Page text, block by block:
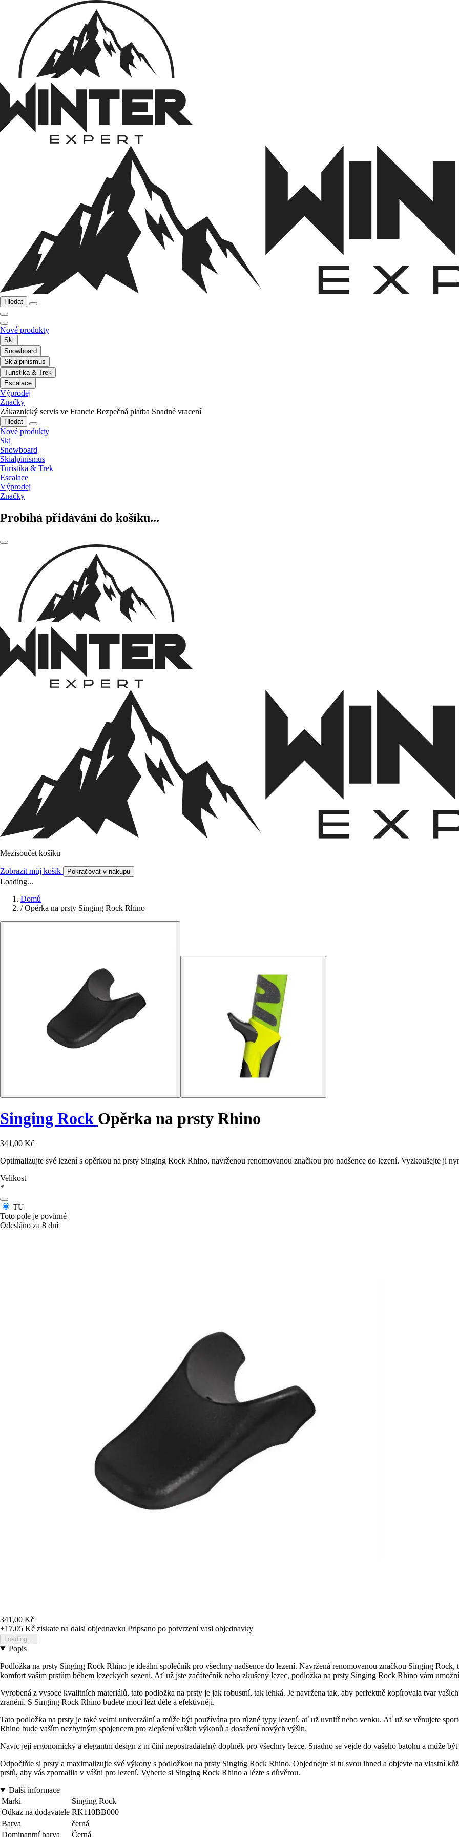
Hledat
Nové produkty
Ski
Snowboard
Skialpinismus
Turistika & Trek
Escalace
Výprodej
Značky
Zákaznický servis ve Francie Bezpečná platba Snadné vracení
Hledat
Nové produkty
Ski
Snowboard
Skialpinismus
Turistika & Trek
Escalace
Výprodej
Značky
Probíhá přidávání do košíku...
Mezisoučet košíku
Zobrazit můj košík Pokračovat v nákupu
Loading...
Domů
/ Opěrka na prsty Singing Rock Rhino
Singing Rock Opěrka na prsty Rhino
341,00 Kč
Optimalizujte své lezení s opěrkou na prsty Singing Rock Rhino, navrženou renomovanou značkou pro nadšence do lezení. Vyzkoušejte ji
Velikost
*
TU
Toto pole je povinné
Odesláno za 8 dní
341,00 Kč
+17,05 Kč ziskate na dalsi objednavku Pripsano po potvrzeni vasi objednavky
Loading...
Popis
Podložka na prsty Singing Rock Rhino je ideální společník pro všechny nadšence do lezení. Navržená renomovanou značkou Singing
komfort vašim prstům během lezeckých sezení. Ať už jste začátečník nebo zkušený lezec, podložka na prsty Singing Rock Rhino vám
Vyrobená z vysoce kvalitních materiálů, tato podložka na prsty je jak robustní, tak lehká. Je navržena tak, aby perfektně kopírovala tvar
zranění. S Singing Rock Rhino budete moci lézt déle a efektivněji.
Tato podložka na prsty je také velmi univerzální a může být používána pro různé typy lezení, ať už uvnitř nebo venku. Ať už se věnujete
Rhino bude vaším nezbytným spojencem pro zlepšení vašich výkonů a dosažení nových výšin.
Navíc její ergonomický a elegantní design z ní činí nepostradatelný doplněk pro všechny lezce. Snadno se vejde do vašeho batohu a může
Odpočiňte si prsty a maximalizujte své výkony s podložkou na prsty Singing Rock Rhino. Objednejte si tu svou ihned a objevte na vlastní
prstů, aby vás zpomalila v vášni pro lezení. Vyberte si Singing Rock Rhino a lézte s důvěrou.
Další informace
Marki
Singing Rock
Odkaz na dodavatele RK110BB000
Barva
černá
Dominantní barva
Černá